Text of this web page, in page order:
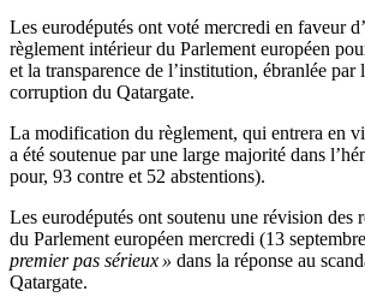
Les eurodéputés ont voté mercredi en faveur
règlement intérieur du Parlement européen
et la transparence de l’institution, ébranlée par
corruption du Qatargate.
La modification du règlement, qui entrera en
a été soutenue par une large majorité dans
pour, 93 contre et 52 abstentions).
Les eurodéputés ont soutenu une révision des
du Parlement européen mercredi (13
premier pas sérieux » dans la réponse au
Qatargate.